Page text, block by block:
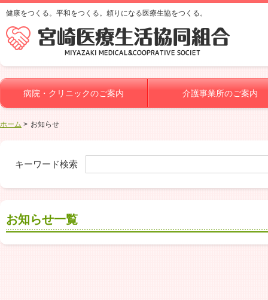
健康をつくる。平和をつくる。頼りになる医療生協をつくる。
病院・クリニックのご案内 介護事業所のご案内
ホーム お知らせ
キーワード検索
お知らせ一覧